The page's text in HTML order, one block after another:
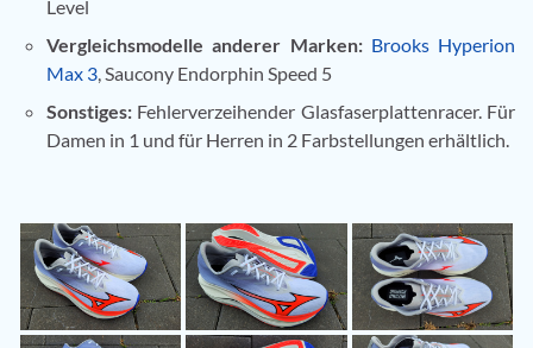
Level
Vergleichsmodelle anderer Marken: Brooks Hyperion
Max 3, Saucony Endorphin Speed 5
Sonstiges: Fehlerverzeihender Glasfaserplattenracer. Für
Damen in 1 und für Herren in 2 Farbstellungen erhältlich.